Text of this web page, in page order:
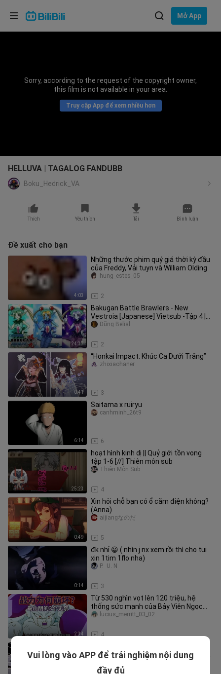
Mở App
Sorry, according to the request of the copyright owner,
this film is not available in your area.
Truy cập App để xem nhiều hơn
HELLUVA | TAGALOG FANDUBB
Boku_Hedrick_VA
Thích Yêu thích Tải Bình luận
Đề xuất cho bạn
4:03
Những thước phim quý giá thời kỳ đầu
của Freddy, Vải tuyn và William Olding
2
hung_estes_05
24:37
Bakugan Battle Brawlers - New
Vestroia [Japanese] Vietsub -Tập 4 |
Chiến Binh Bakugan SS2
2
Dũng Belial
0:41
“Honkai Impact: Khúc Ca Dưới Trăng”
3
zhixiaohaner
6:14
Saitama x ruiryu
6
canhminh_26t9
25:23
hoạt hình kinh dị || Quỷ giới tồn vong
tập 1-6 [//] Thiên môn sub
4
Thiên Môn Sub
0:49
Xin hỏi chỗ bạn có ổ cắm điện không?
(Anna)
5
aijiangなのだ
0:14
đk nhỉ 😀 ( nhìn j nx xem rồi thì cho tui
xin 1tim 1flo nha)
3
P.  U. N
2:34
Từ 530 nghìn vọt lên 120 triệu, hệ
thống sức mạnh của Bảy Viên Ngọc
Rồng đã dần mất kiểm soát như th
4
lucius_merritt_03_02
mèo Tom nhảy kiểu này vậy? Quá đỉnh
Vui lòng vào APP để trải nghiệm nội dung
đầy đủ
Lựa chọn ngôn ngữ
Bahasa Indonesia